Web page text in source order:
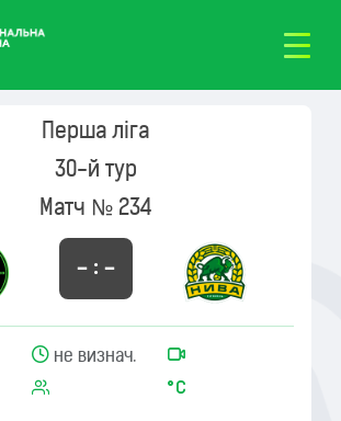
Перша ліга
30-й тур
Матч № 234
– : –
не визнач.